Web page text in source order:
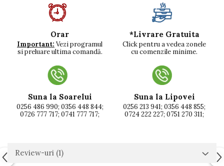
Orar
Important: Vezi programul
si preluare ultima comandă.
*Livrare Gratuita
Click pentru a vedea zonele
cu comenzile minime.
Suna la Soarelui
0256 486 990; 0356 448 844;
0726 777 717; 0741 777 717;
Suna la Lipovei
0256 213 941; 0356 448 855;
0724 222 227; 0751 270 311;
Review-uri (1)